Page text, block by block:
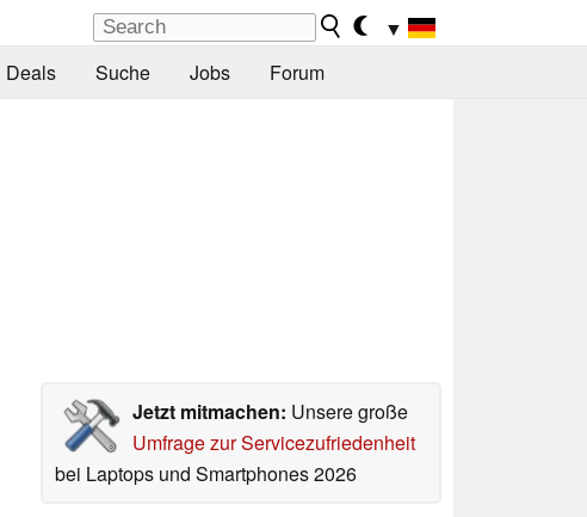
▼
Deals Suche Jobs Forum
Jetzt mitmachen: Unsere große
Umfrage zur Servicezufriedenheit
bei Laptops und Smartphones 2026